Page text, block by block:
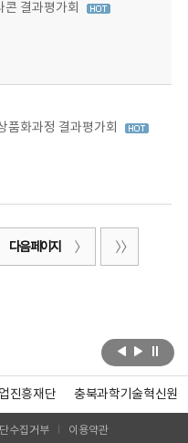
결과평가회
품화과정 결과평가회
다음 페이지
진흥재단 충북과학기술혁신원
수집거부 이용약관